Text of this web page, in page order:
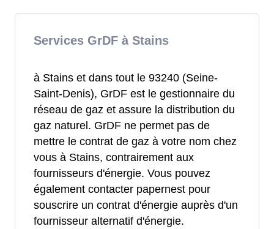
Services GrDF à Stains
à Stains et dans tout le 93240 (Seine-
Saint-Denis), GrDF est le gestionnaire du
réseau de gaz et assure la distribution du
gaz naturel. GrDF ne permet pas de
mettre le contrat de gaz à votre nom chez
vous à Stains, contrairement aux
fournisseurs d'énergie. Vous pouvez
également contacter papernest pour
souscrire un contrat d'énergie auprès d'un
fournisseur alternatif d'énergie.